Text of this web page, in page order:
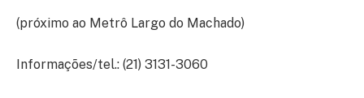
(próximo ao Metrô Largo do Machado)
Informações/tel.: (21) 3131-3060